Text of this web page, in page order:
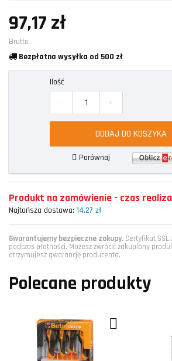
97,17 zł
Brutto
Bezpłatna wysyłka od 500 zł
Ilość
- +
DODAJ DO KOSZYKA
Porównaj
Produkt na zamówienie - czas
Najtańsza dostawa: 14,27 zł
Gwarantujemy bezpieczne zakupy. Certyfikat SSL
podczas płatności. Możesz zwrócić zakupiony
otrzymujesz gwarancję producenta.
Polecane produkty